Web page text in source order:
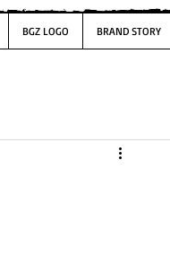
BGZ LOGO BRAND STORY